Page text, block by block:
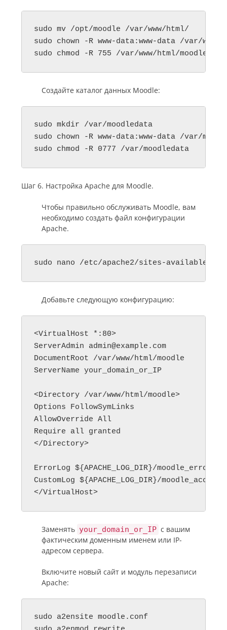
sudo mv /opt/moodle /var/www/html/
sudo chown -R www-data:www-data /var/www/
sudo chmod -R 755 /var/www/html/moodle
Создайте каталог данных Moodle:
sudo mkdir /var/moodledata
sudo chown -R www-data:www-data /var/
sudo chmod -R 0777 /var/moodledata
Шаг 6. Настройка Apache для Moodle.
Чтобы правильно обслуживать Moodle, вам
необходимо создать файл конфигурации
Apache.
sudo nano /etc/apache2/sites-available/
Добавьте следующую конфигурацию:
<VirtualHost *:80>
ServerAdmin admin@example.com
DocumentRoot /var/www/html/moodle
ServerName your_domain_or_IP
<Directory /var/www/html/moodle>
Options FollowSymLinks
AllowOverride All
Require all granted
</Directory>
ErrorLog ${APACHE_LOG_DIR}/
CustomLog ${APACHE_LOG_DIR}/
</VirtualHost>
Заменять your_domain_or_IP с вашим
фактическим доменным именем или IP-
адресом сервера.
Включите новый сайт и модуль перезаписи
Apache:
sudo a2ensite moodle.conf